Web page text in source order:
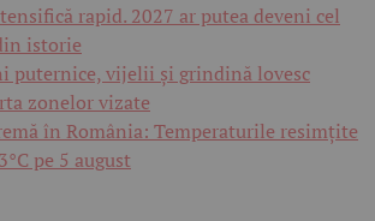
rapid. 2027 ar putea deveni cel
istorie
puternice, vijelii și grindină lovesc
zonelor vizate
în România: Temperaturile resimțite
pe 5 august